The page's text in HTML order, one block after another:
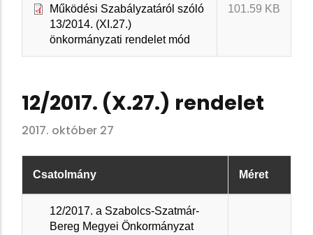
Működési Szabályzatáról szóló
13/2014. (XI.27.)
önkormányzati rendelet mód
101.59 KB
12/2017. (X.27.) rendelet
2017. október 27
Csatolmány Méret
12/2017. a Szabolcs-Szatmár-
Bereg Megyei Önkormányzat